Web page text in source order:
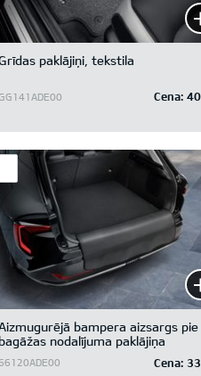
paklājiņi, tekstila
Cena:
bampera aizsargs pie
bagāžas nodalījuma paklājiņa
Cena: